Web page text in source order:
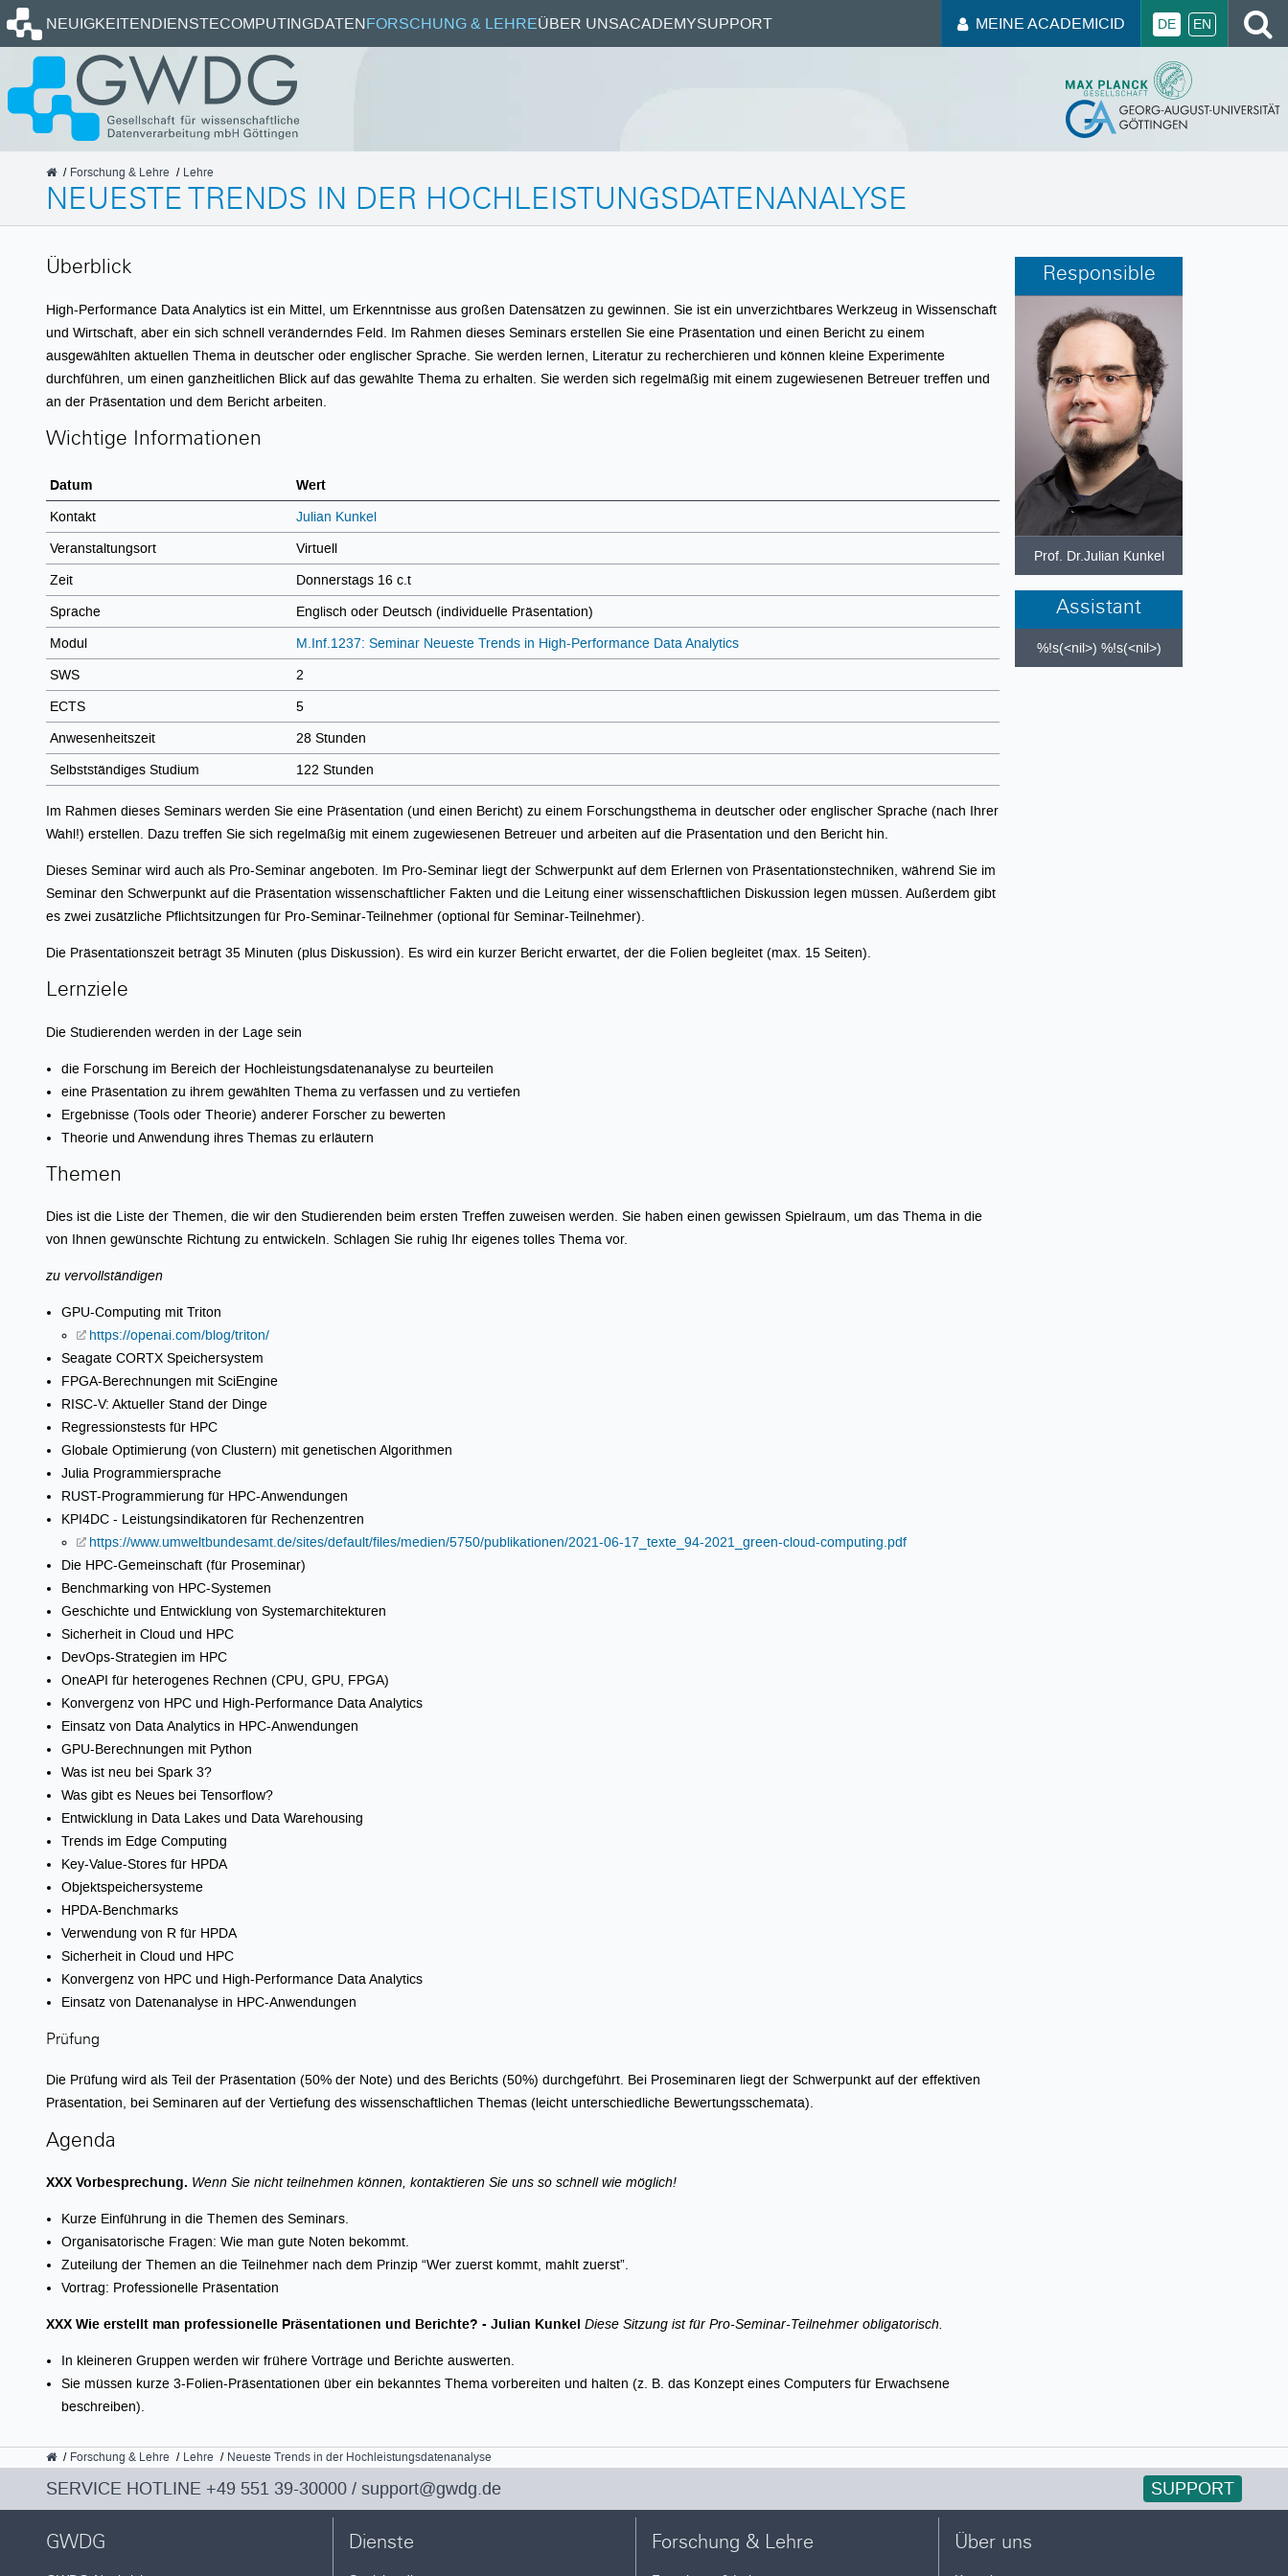
NEUIGKEITENDIENSTECOMPUTINGDATENFORSCHUNG & LEHREÜBER UNSACADEMYSUPPORT MEINE ACADEMICID DE EN
GWDG
Forschung & Lehre Lehre
NEUESTE TRENDS IN DER HOCHLEISTUNGSDATENANALYSE
Überblick
High-Performance Data Analytics ist ein Mittel, um Erkenntnisse aus großen Datensätzen zu gewinnen. Sie ist ein unverzichtbares Werkzeug in Wissenschaft
und Wirtschaft, aber ein sich schnell veränderndes Feld. Im Rahmen dieses Seminars erstellen Sie eine Präsentation und einen Bericht zu einem
ausgewählten aktuellen Thema in deutscher oder englischer Sprache. Sie werden lernen, Literatur zu recherchieren und können kleine Experimente
durchführen, um einen ganzheitlichen Blick auf das gewählte Thema zu erhalten. Sie werden sich regelmäßig mit einem zugewiesenen Betreuer treffen und
an der Präsentation und dem Bericht arbeiten.
Wichtige Informationen
Datum Wert
Kontakt Julian Kunkel
Veranstaltungsort Virtuell
Zeit Donnerstags 16 c.t
Sprache Englisch oder Deutsch (individuelle Präsentation)
Modul M.Inf.1237: Seminar Neueste Trends in High-Performance Data Analytics
SWS 2
ECTS 5
Anwesenheitszeit 28 Stunden
Selbstständiges Studium 122 Stunden
Im Rahmen dieses Seminars werden Sie eine Präsentation (und einen Bericht) zu einem Forschungsthema in deutscher oder englischer Sprache (nach Ihrer
Wahl!) erstellen. Dazu treffen Sie sich regelmäßig mit einem zugewiesenen Betreuer und arbeiten auf die Präsentation und den Bericht hin.
Dieses Seminar wird auch als Pro-Seminar angeboten. Im Pro-Seminar liegt der Schwerpunkt auf dem Erlernen von Präsentationstechniken, während Sie im
Seminar den Schwerpunkt auf die Präsentation wissenschaftlicher Fakten und die Leitung einer wissenschaftlichen Diskussion legen müssen. Außerdem gibt
es zwei zusätzliche Pflichtsitzungen für Pro-Seminar-Teilnehmer (optional für Seminar-Teilnehmer).
Die Präsentationszeit beträgt 35 Minuten (plus Diskussion). Es wird ein kurzer Bericht erwartet, der die Folien begleitet (max. 15 Seiten).
Lernziele
Die Studierenden werden in der Lage sein
die Forschung im Bereich der Hochleistungsdatenanalyse zu beurteilen
eine Präsentation zu ihrem gewählten Thema zu verfassen und zu vertiefen
Ergebnisse (Tools oder Theorie) anderer Forscher zu bewerten
Theorie und Anwendung ihres Themas zu erläutern
Themen
Dies ist die Liste der Themen, die wir den Studierenden beim ersten Treffen zuweisen werden. Sie haben einen gewissen Spielraum, um das Thema in die
von Ihnen gewünschte Richtung zu entwickeln. Schlagen Sie ruhig Ihr eigenes tolles Thema vor.
zu vervollständigen
GPU-Computing mit Triton
https://openai.com/blog/triton/
Seagate CORTX Speichersystem
FPGA-Berechnungen mit SciEngine
RISC-V: Aktueller Stand der Dinge
Regressionstests für HPC
Globale Optimierung (von Clustern) mit genetischen Algorithmen
Julia Programmiersprache
RUST-Programmierung für HPC-Anwendungen
KPI4DC - Leistungsindikatoren für Rechenzentren
https://www.umweltbundesamt.de/sites/default/files/medien/5750/publikationen/2021-06-17_texte_94-2021_green-cloud-computing.pdf
Die HPC-Gemeinschaft (für Proseminar)
Benchmarking von HPC-Systemen
Geschichte und Entwicklung von Systemarchitekturen
Sicherheit in Cloud und HPC
DevOps-Strategien im HPC
OneAPI für heterogenes Rechnen (CPU, GPU, FPGA)
Konvergenz von HPC und High-Performance Data Analytics
Einsatz von Data Analytics in HPC-Anwendungen
GPU-Berechnungen mit Python
Was ist neu bei Spark 3?
Was gibt es Neues bei Tensorflow?
Entwicklung in Data Lakes und Data Warehousing
Trends im Edge Computing
Key-Value-Stores für HPDA
Objektspeichersysteme
HPDA-Benchmarks
Verwendung von R für HPDA
Sicherheit in Cloud und HPC
Konvergenz von HPC und High-Performance Data Analytics
Einsatz von Datenanalyse in HPC-Anwendungen
Prüfung
Die Prüfung wird als Teil der Präsentation (50% der Note) und des Berichts (50%) durchgeführt. Bei Proseminaren liegt der Schwerpunkt auf der effektiven
Präsentation, bei Seminaren auf der Vertiefung des wissenschaftlichen Themas (leicht unterschiedliche Bewertungsschemata).
Agenda
XXX Vorbesprechung. Wenn Sie nicht teilnehmen können, kontaktieren Sie uns so schnell wie möglich!
Kurze Einführung in die Themen des Seminars.
Organisatorische Fragen: Wie man gute Noten bekommt.
Zuteilung der Themen an die Teilnehmer nach dem Prinzip “Wer zuerst kommt, mahlt zuerst”.
Vortrag: Professionelle Präsentation
XXX Wie erstellt man professionelle Präsentationen und Berichte? - Julian Kunkel Diese Sitzung ist für Pro-Seminar-Teilnehmer obligatorisch.
In kleineren Gruppen werden wir frühere Vorträge und Berichte auswerten.
Sie müssen kurze 3-Folien-Präsentationen über ein bekanntes Thema vorbereiten und halten (z. B. das Konzept eines Computers für Erwachsene
beschreiben).
Responsible
Prof. Dr.Julian Kunkel
Assistant
%!s(<nil>) %!s(<nil>)
GWDG
Forschung & Lehre Lehre Neueste Trends in der Hochleistungsdatenanalyse
SERVICE HOTLINE +49 551 39-30000 / support@gwdg.de SUPPORT
GWDG Dienste Forschung & Lehre Über uns